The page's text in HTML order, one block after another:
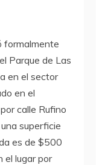
formalmente
Parque de Las
en el sector
en el
calle Rufino
superficie
es de $500
el lugar por